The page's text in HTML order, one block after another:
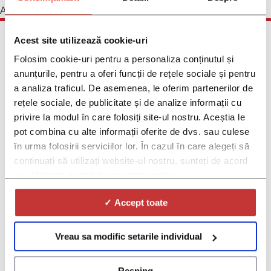
Acest site utilizează cookie-uri
Folosim cookie-uri pentru a personaliza conținutul și
anunțurile, pentru a oferi funcții de rețele sociale și pentru
a analiza traficul. De asemenea, le oferim partenerilor de
rețele sociale, de publicitate și de analize informații cu
privire la modul în care folosiți site-ul nostru. Aceștia le
pot combina cu alte informații oferite de dvs. sau culese
în urma folosirii serviciilor lor. În cazul în care alegeți să
continuați să utilizați website-ul nostru, sunteți de acord
✓ Accept toate
Vreau sa modific setarile individual
August 27, 2023
Pacienți
Ce este DOC?
Ce sunt comunitățile de boală DOC?
De ce să participați la campaniile de boală
DOC?
Ce este DOC PRO?
Ce sunt studiile clinice?
Găsiți un studiu clinic
Centre de cercetare
Cum ajutăm centrele de cercetare
Cum îi ajutăm pe sponsori